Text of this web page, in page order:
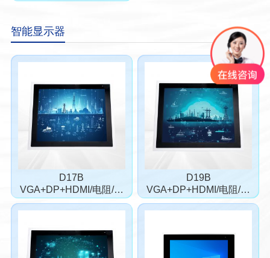
智能显示器
D17B
VGA+DP+HDMI/电阻/电
容
D19B
VGA+DP+HDMI/电阻/电
容